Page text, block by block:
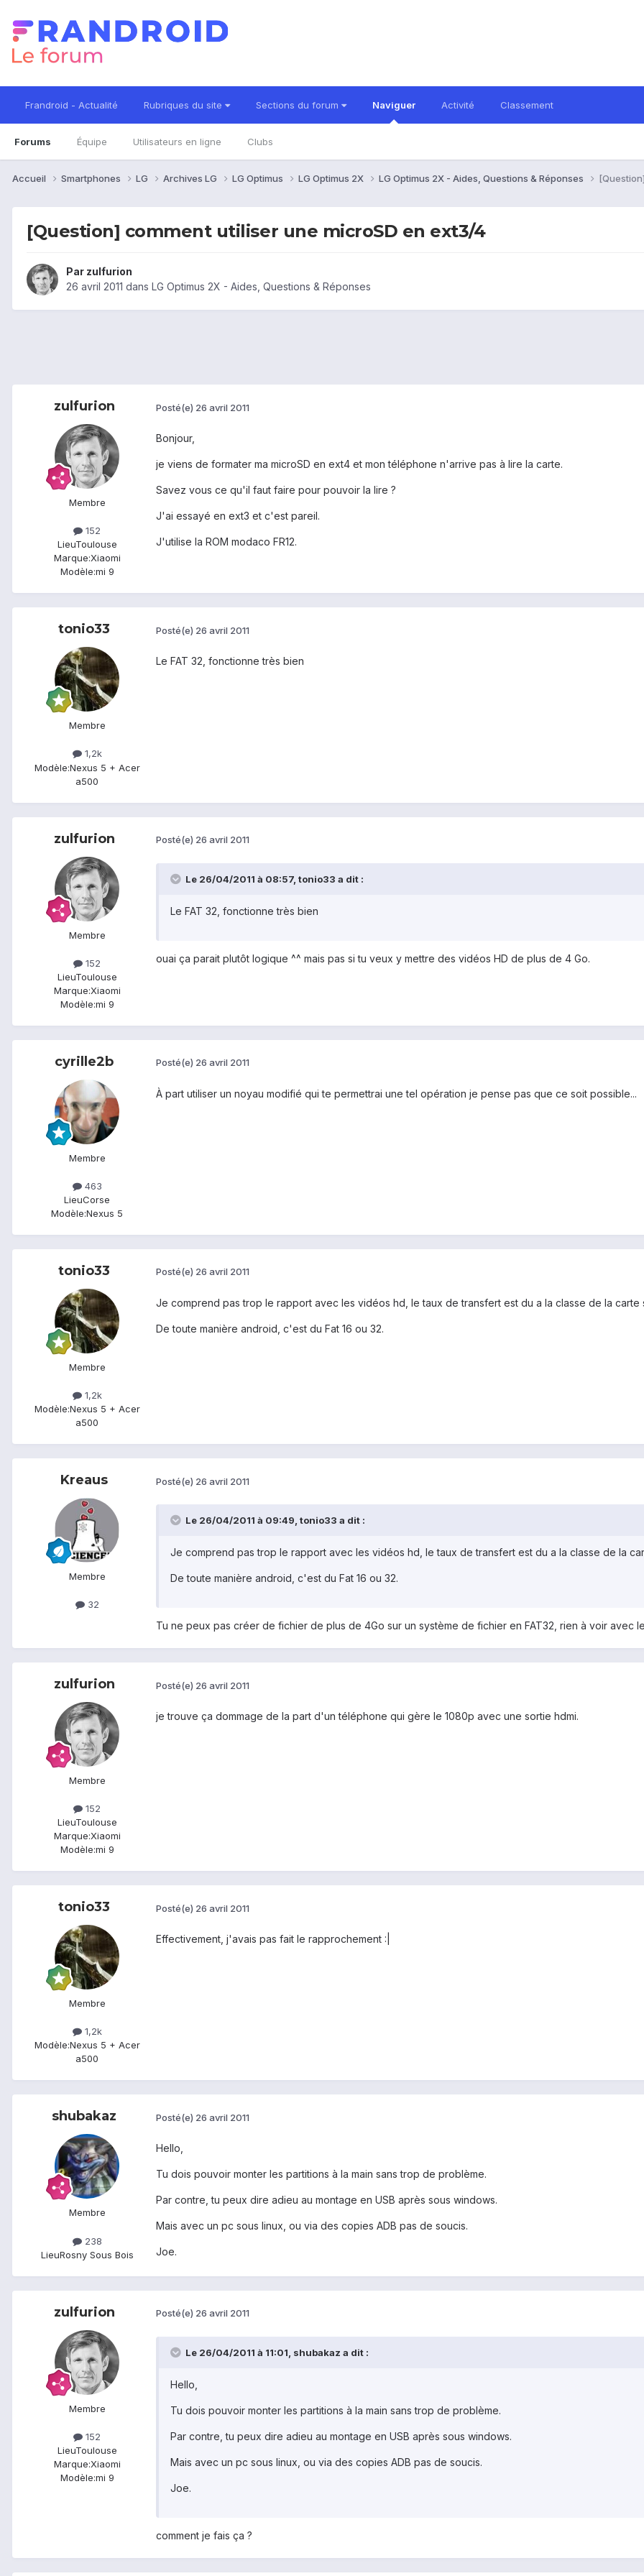
Frandroid - Actualité Rubriques du site Sections du forum Naviguer
Forums Équipe Utilisateurs en ligne Clubs
Activité Classement
Accueil Smartphones LG Archives LG LG Optimus LG Optimus 2X LG Optimus 2X - Aides, Questions & Réponses
[Question] comment utiliser une microSD en ext3/4
Par zulfurion
26 avril 2011 dans LG Optimus 2X - Aides, Questions & Réponses
zulfurion
Membre
152
LieuToulouse
Marque:Xiaomi
Modèle:mi 9
Posté(e) 26 avril 2011
Bonjour,
je viens de formater ma microSD en ext4 et mon téléphone n'arrive pas à lire la carte.
Savez vous ce qu'il faut faire pour pouvoir la lire ?
J'ai essayé en ext3 et c'est pareil.
J'utilise la ROM modaco FR12.
tonio33
Membre
1,2k
Modèle:Nexus 5 + Acer
a500
Posté(e) 26 avril 2011
Le FAT 32, fonctionne très bien
zulfurion
Membre
152
LieuToulouse
Marque:Xiaomi
Modèle:mi 9
Posté(e) 26 avril 2011
Le 26/04/2011 à 08:57, tonio33 a dit :
Le FAT 32, fonctionne très bien
ouai ça parait plutôt logique ^^ mais pas si tu veux y mettre des vidéos HD de plus de 4 Go.
cyrille2b
Membre
463
LieuCorse
Modèle:Nexus 5
Posté(e) 26 avril 2011
À part utiliser un noyau modifié qui te permettrai une tel opération je pense pas que ce soit possible...
tonio33
Membre
1,2k
Modèle:Nexus 5 + Acer
a500
Posté(e) 26 avril 2011
Je comprend pas trop le rapport avec les vidéos hd, le taux de transfert est du a la classe de la carte
De toute manière android, c'est du Fat 16 ou 32.
Kreaus
Membre
32
Posté(e) 26 avril 2011
Le 26/04/2011 à 09:49, tonio33 a dit :
Je comprend pas trop le rapport avec les vidéos hd, le taux de transfert est du a la classe de la
De toute manière android, c'est du Fat 16 ou 32.
Tu ne peux pas créer de fichier de plus de 4Go sur un système de fichier en FAT32, rien à voir avec
zulfurion
Membre
152
LieuToulouse
Marque:Xiaomi
Modèle:mi 9
Posté(e) 26 avril 2011
je trouve ça dommage de la part d'un téléphone qui gère le 1080p avec une sortie hdmi.
tonio33
Membre
1,2k
Modèle:Nexus 5 + Acer
a500
Posté(e) 26 avril 2011
Effectivement, j'avais pas fait le rapprochement :|
shubakaz
Membre
238
LieuRosny Sous Bois
Posté(e) 26 avril 2011
Hello,
Tu dois pouvoir monter les partitions à la main sans trop de problème.
Par contre, tu peux dire adieu au montage en USB après sous windows.
Mais avec un pc sous linux, ou via des copies ADB pas de soucis.
Joe.
zulfurion
Membre
152
LieuToulouse
Marque:Xiaomi
Modèle:mi 9
Posté(e) 26 avril 2011
Le 26/04/2011 à 11:01, shubakaz a dit :
Hello,
Tu dois pouvoir monter les partitions à la main sans trop de problème.
Par contre, tu peux dire adieu au montage en USB après sous windows.
Mais avec un pc sous linux, ou via des copies ADB pas de soucis.
Joe.
comment je fais ça ?